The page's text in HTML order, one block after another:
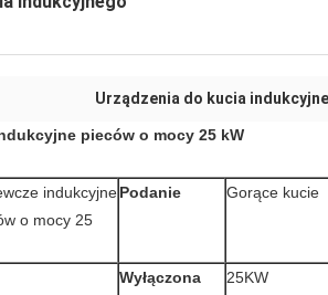
Urządzenia do kucia
pieców o mocy 25 kW
indukcyjne
o mocy 25
Podanie Gorące kucie
Wyłączona
25KW